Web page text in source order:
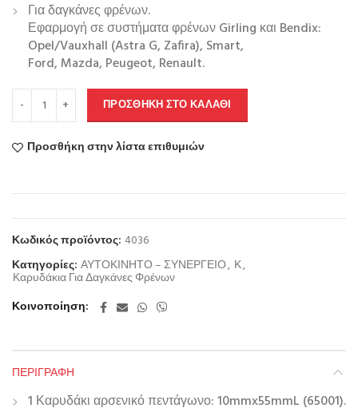
Για δαγκάνες φρένων.
Εφαρμογή σε συστήματα φρένων Girling και Bendix:
Opel/Vauxhall (Astra G, Zafira), Smart,
Ford, Mazda, Peugeot, Renault.
ΠΡΟΣΘΉΚΗ ΣΤΟ ΚΑΛΆΘΙ
Προσθήκη στην λίστα επιθυμιών
Κωδικός προϊόντος: 4036
Κατηγορίες: ΑΥΤΟΚΙΝΗΤΟ – ΣΥΝΕΡΓΕΙΟ, Κ,
Καρυδάκια Για Δαγκάνες Φρένων
Κοινοποίηση
ΠΕΡΙΓΡΑΦΉ
1 Καρυδάκι αρσενικό πεντάγωνο: 10mmx55mmL (65001).